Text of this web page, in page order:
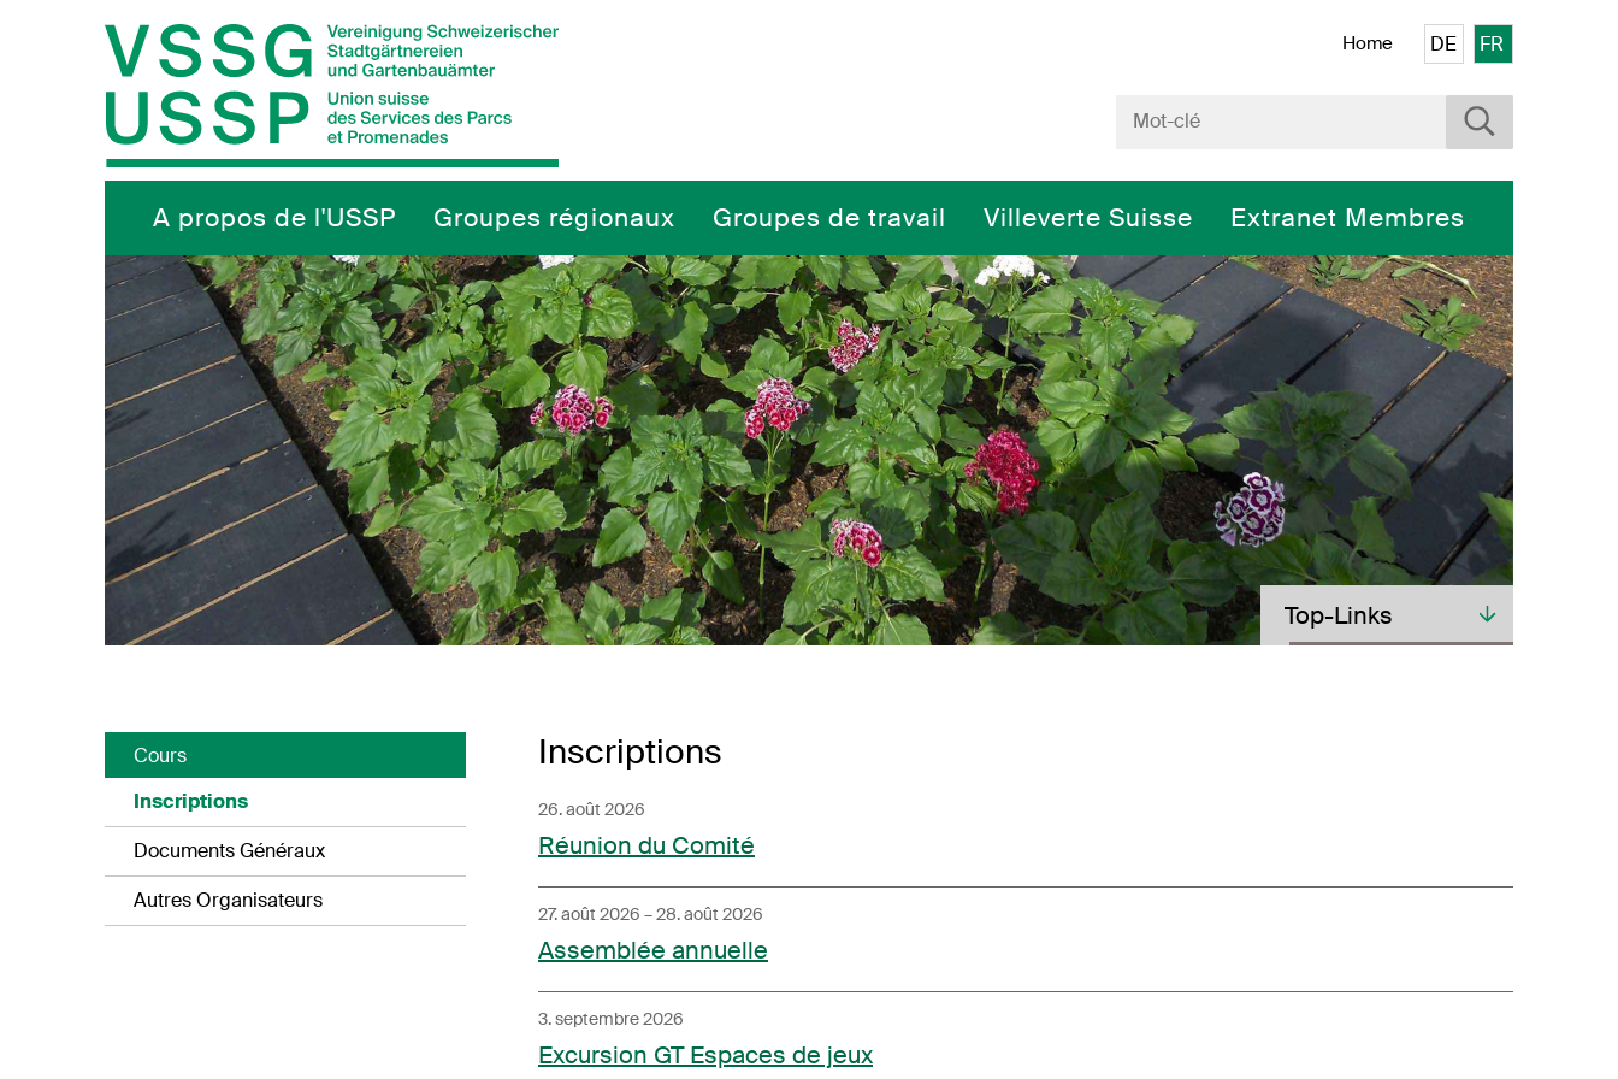
Navigieren in VSSG/USSP
Schnellnavigation
Terme de recherche
Rechercher
Home Veuillez sélectionner
DE FR
A propos de l'USSP Groupes régionaux Groupes de travail Villeverte Suisse Extranet Membres
Toplinks
Top-Links
Cours
Inscriptions
Documents Généraux
Autres Organisateurs
Inscriptions
Réunion du Comité
26. août 2026
Assemblée annuelle
27. août 2026 – 28. août 2026
Excursion GT Espaces de jeux
3. septembre 2026